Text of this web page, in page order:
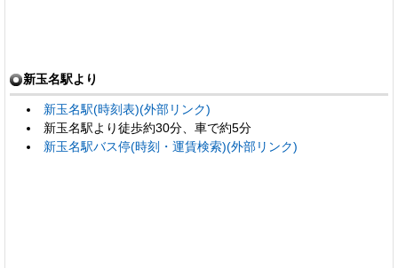
新玉名駅より
新玉名駅(時刻表)(外部リンク)
新玉名駅より徒歩約30分、車で約5分
新玉名駅バス停(時刻・運賃検索)(外部リンク)